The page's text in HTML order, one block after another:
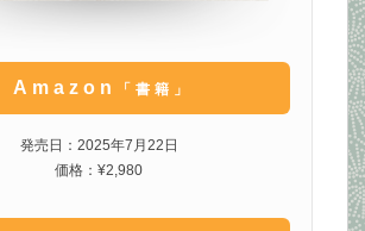
Amazon 「書籍」
発売日：2025年7月22日
価格：¥2,980